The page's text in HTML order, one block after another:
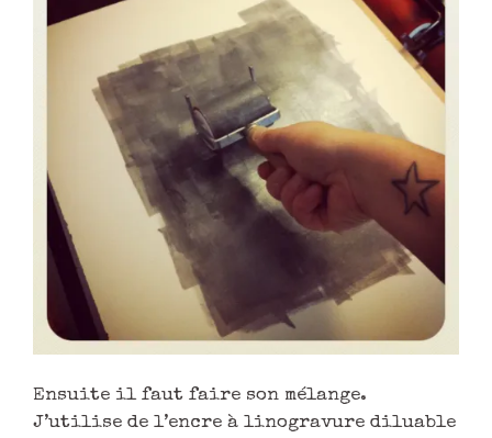
Ensuite il faut faire son mélange.
J’utilise de l’encre à linogravure diluable